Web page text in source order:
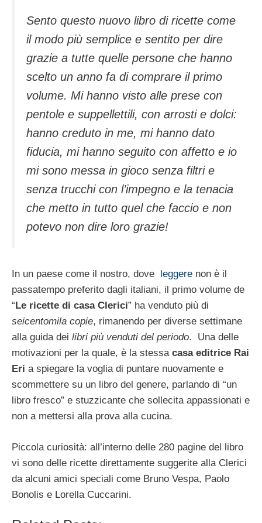
Sento questo nuovo libro di ricette come
il modo più semplice e sentito per dire
grazie a tutte quelle persone che hanno
scelto un anno fa di comprare il primo
volume. Mi hanno visto alle prese con
pentole e suppellettili, con arrosti e dolci:
hanno creduto in me, mi hanno dato
fiducia, mi hanno seguito con affetto e io
mi sono messa in gioco senza filtri e
senza trucchi con l’impegno e la tenacia
che metto in tutto quel che faccio e non
potevo non dire loro grazie!
In un paese come il nostro, dove leggere non è il
passatempo preferito dagli italiani, il primo volume de
“Le ricette di casa Clerici” ha venduto più di
seicentomila copie, rimanendo per diverse settimane
alla guida dei libri più venduti del periodo. Una delle
motivazioni per la quale, è la stessa casa editrice Rai
Eri a spiegare la voglia di puntare nuovamente e
scommettere su un libro del genere, parlando di “un
libro fresco” e stuzzicante che sollecita appassionati e
non a mettersi alla prova alla cucina.
Piccola curiosità: all’interno delle 280 pagine del libro
vi sono delle ricette direttamente suggerite alla Clerici
da alcuni amici speciali come Bruno Vespa, Paolo
Bonolis e Lorella Cuccarini.